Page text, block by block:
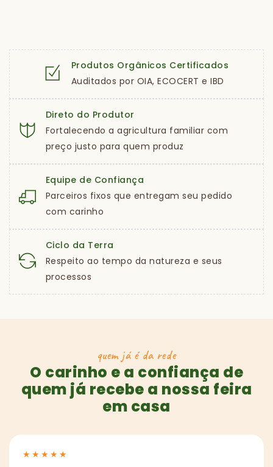
Produtos Orgânicos Certificados
Auditados por OIA, ECOCERT e IBD
Direto do Produtor
Fortalecendo a agricultura familiar com
preço justo para quem produz
Equipe de Confiança
Parceiros fixos que entregam seu pedido
com carinho
Ciclo da Terra
Respeito ao tempo da natureza e seus
processos
quem já é da rede
O carinho e a confiança de
quem já recebe a nossa feira
em casa
★ ★ ★ ★ ★